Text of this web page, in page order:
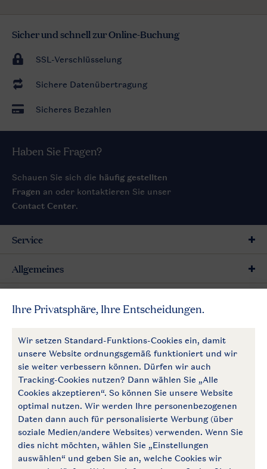
Sicher und schnell zur Online-Buchung
SSL-Verschlüsselung
Sichere Datenübertragung
Sicheres Bezahlen
Haben Sie Fragen?
Schauen Sie sich die häufig gestellten
Fragen an oder kontaktieren Sie unser
Contact Center.
Follow Us
facebookinstagram
Zum Newsletter anmelden
Service
Allgemeines